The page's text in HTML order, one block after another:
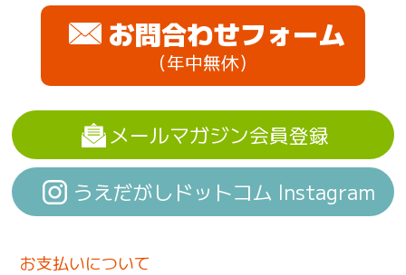
お問合わせフォーム
（年中無休）
メールマガジン会員登録
うえだがしドットコム Instagram
お支払いについて